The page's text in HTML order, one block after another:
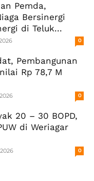
Pemda,
Bersinergi
di Teluk...
0
Pembangunan
Rp 78,7 M
0
20 – 30 BOPD,
di Weriagar
0